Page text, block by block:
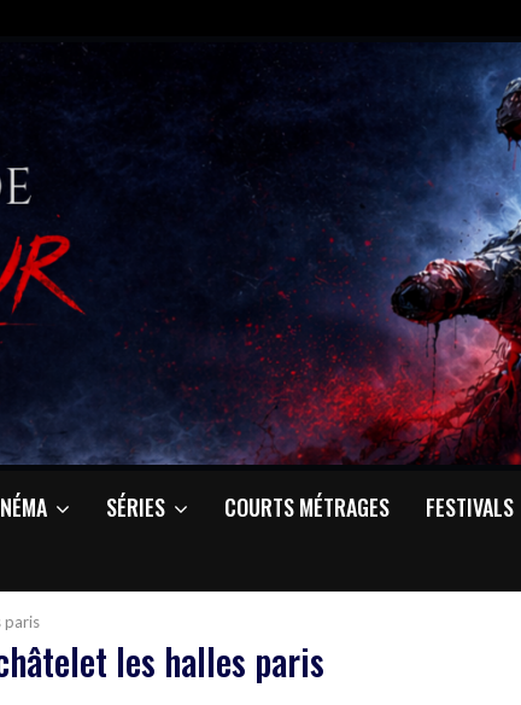
SÉRIES COURTS MÉTRAGES FESTIVALS
paris
les halles paris